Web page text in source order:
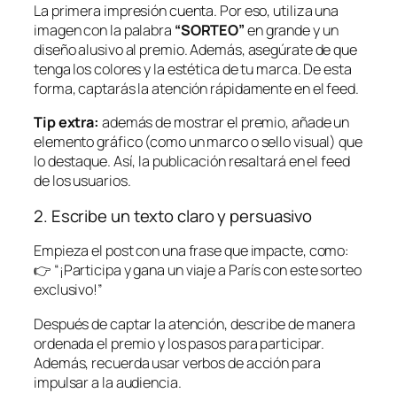
La primera impresión cuenta. Por eso, utiliza una
imagen con la palabra “SORTEO”en grande y un
diseño alusivo al premio. Además, asegúrate de que
tenga los colores y la estética de tu marca. De esta
forma, captarás la atención rápidamente en el feed.
Tip extra: además de mostrar el premio, añade un
elemento gráfico (como un marco o sello visual) que
lo destaque. Así, la publicación resaltará en el feed
de los usuarios.
2. Escribe un texto claro y persuasivo
Empieza el post con una frase que impacte, como:
👉 “¡Participa y gana un viaje a París con este sorteo
exclusivo!”
Después de captar la atención, describe de manera
ordenada el premio y los pasos para participar.
Además, recuerda usar verbos de acción para
impulsar a la audiencia.